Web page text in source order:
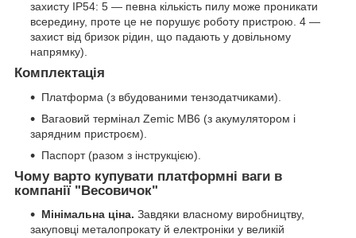
захисту IP54: 5 — певна кількість пилу може проникати
всередину, проте це не порушує роботу пристрою. 4 —
захист від бризок рідин, що падають у довільному
напрямку).
Комплектація
Платформа (з вбудованими тензодатчиками).
Вагаовий термінал Zemic MB6 (з акумулятором і
зарядним пристроєм).
Паспорт (разом з інструкцією).
Чому варто купувати платформні ваги в
компанії "Весовичок"
Мінімальна ціна. Завдяки власному виробництву,
закуповці металопрокату й електроніки у великій